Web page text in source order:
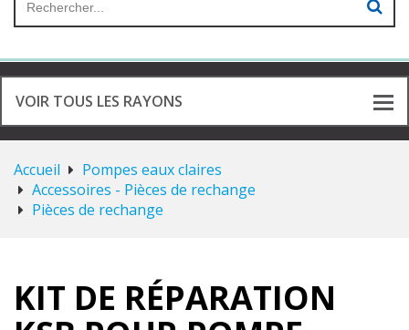
VOIR TOUS LES RAYONS
Accueil
Pompes eaux claires
Accessoires - Pièces de rechange
Pièces de rechange
KIT DE RÉPARATION